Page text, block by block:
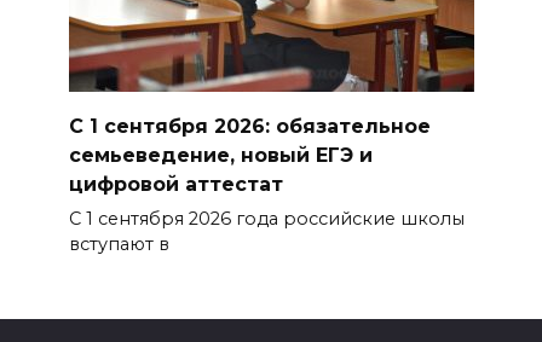
С 1 сентября 2026: обязательное
семьеведение, новый ЕГЭ и
цифровой аттестат
С 1 сентября 2026 года российские школы
вступают в